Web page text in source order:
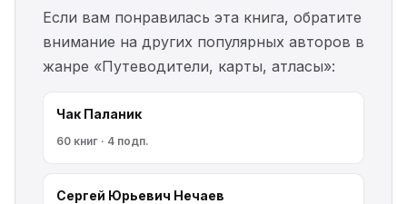
Если вам понравилась эта книга, обратите
внимание на других популярных авторов в
жанре «Путеводители, карты, атласы»:
Чак Паланик
60 книг · 4 подп.
Сергей Юрьевич Нечаев